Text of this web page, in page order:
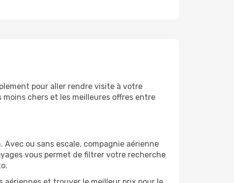
pour aller rendre visite à votre
moins chers et les meilleures offres entre
ou sans escale, compagnie aérienne
vous permet de filtrer votre recherche